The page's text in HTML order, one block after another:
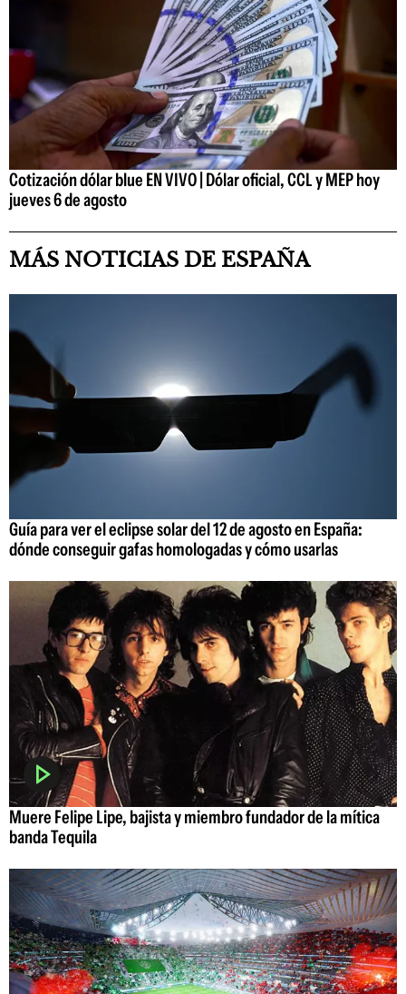
Cotización dólar blue EN VIVO | Dólar oficial, CCL y MEP hoy
jueves 6 de agosto
MÁS NOTICIAS DE ESPAÑA
Guía para ver el eclipse solar del 12 de agosto en España:
dónde conseguir gafas homologadas y cómo usarlas
Muere Felipe Lipe, bajista y miembro fundador de la mítica
banda Tequila